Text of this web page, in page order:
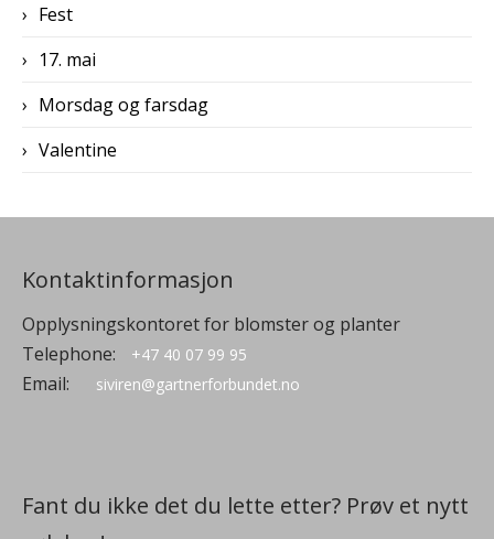
Fest
17. mai
Morsdag og farsdag
Valentine
Kontaktinformasjon
Opplysningskontoret for blomster og planter
Telephone:
+47 40 07 99 95
Email: siviren@gartnerforbundet.no
Fant du ikke det du lette etter? Prøv et nytt